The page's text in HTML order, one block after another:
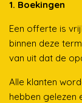
1. Boekingen
Een offerte is
binnen deze
van uit dat de
Alle klanten
hebben gelezen